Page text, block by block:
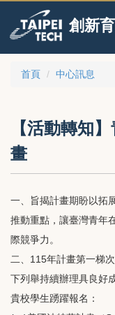
主
要
創新
首頁 中心訊息
【活動轉知
畫
一、旨揭計畫期盼以拓
推動重點，讓臺灣青年
際競爭力。
二、115年計畫第一梯
下列舉持續辦理具良好
貴校學生踴躍報名：